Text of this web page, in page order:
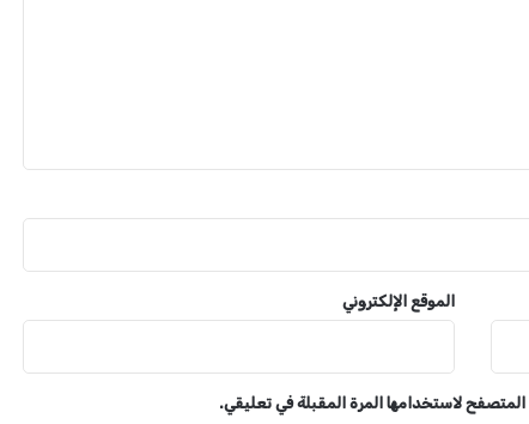
الموقع الإلكتروني
المتصفح لاستخدامها المرة المقبلة في تعليقي.